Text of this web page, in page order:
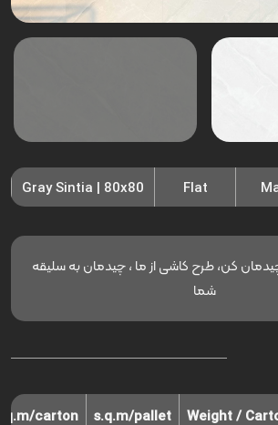
Flat
Gray Sintia | 80x80
کن، طرح کاشی از ما ، چیدمان به سلیقه
شما
Weight /
s.q.m/pallet
carton